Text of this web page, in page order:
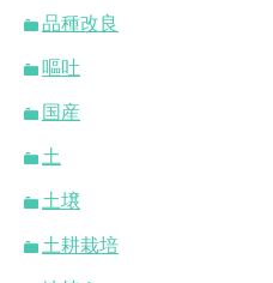
品種改良
嘔吐
国産
土
土壌
土耕栽培